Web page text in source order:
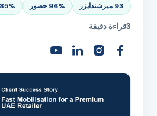
93 ميرشندايزر 96% حضور 85% NPS
3قراءة دقيقة